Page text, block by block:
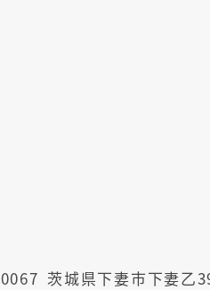
茨城県下妻市下妻乙